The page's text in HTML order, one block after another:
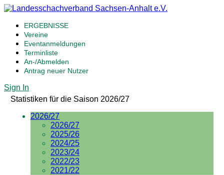
ERGEBNISSE
Vereine
Eventanmeldungen
Terminliste
An-/Abmelden
Antrag neuer Nutzer
Sign In
Statistiken für die Saison 2026/27
2026/27
2026/27
2025/26
2024/25
2023/24
2022/23
2021/22